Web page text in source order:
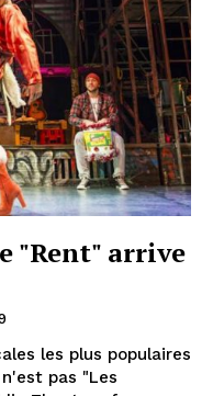
"Rent" arrive
les plus populaires
pas "Les